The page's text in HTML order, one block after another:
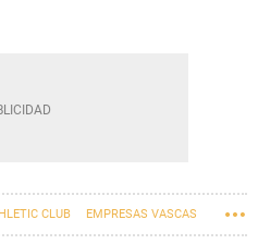
CLUB EMPRESAS VASCAS